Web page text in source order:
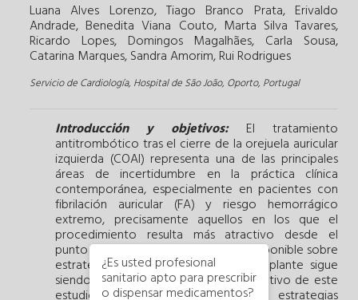
Luana Alves Lorenzo, Tiago Branco Prata, Erivaldo
Andrade, Benedita Viana Couto, Marta Silva Tavares,
Ricardo Lopes, Domingos Magalhães, Carla Sousa,
Catarina Marques, Sandra Amorim, Rui Rodrigues
Servicio de Cardiología, Hospital de São João, Oporto, Portugal
Introducción y objetivos:El tratamiento
antitrombótico tras el cierre de la orejuela auricular
izquierda (COAI) representa una de las principales
áreas de incertidumbre en la práctica clínica
contemporánea, especialmente en pacientes con
fibrilación auricular (FA) y riesgo hemorrágico
extremo, precisamente aquellos en los que el
procedimiento resulta más atractivo desde el
punto de vista clínico. La evidencia disponible sobre
estrategias de desescalada tras el implante sigue
siendo limitada y heterogénea. El objetivo de este
¿Es usted profesional
sanitario apto para prescribir
o dispensar medicamentos?